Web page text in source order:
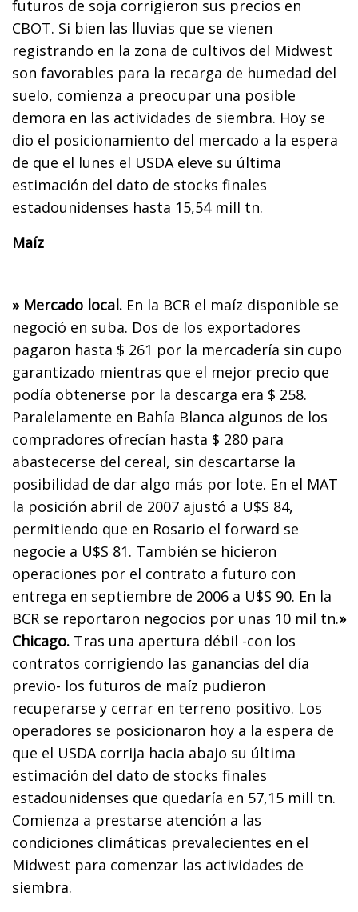
futuros de soja corrigieron sus precios en
CBOT. Si bien las lluvias que se vienen
registrando en la zona de cultivos del Midwest
son favorables para la recarga de humedad del
suelo, comienza a preocupar una posible
demora en las actividades de siembra. Hoy se
dio el posicionamiento del mercado a la espera
de que el lunes el USDA eleve su última
estimación del dato de stocks finales
estadounidenses hasta 15,54 mill tn.
Maíz
» Mercado local. En la BCR el maíz disponible se
negoció en suba. Dos de los exportadores
pagaron hasta $ 261 por la mercadería sin cupo
garantizado mientras que el mejor precio que
podía obtenerse por la descarga era $ 258.
Paralelamente en Bahía Blanca algunos de los
compradores ofrecían hasta $ 280 para
abastecerse del cereal, sin descartarse la
posibilidad de dar algo más por lote. En el MAT
la posición abril de 2007 ajustó a U$S 84,
permitiendo que en Rosario el forward se
negocie a U$S 81. También se hicieron
operaciones por el contrato a futuro con
entrega en septiembre de 2006 a U$S 90. En la
BCR se reportaron negocios por unas 10 mil tn.»
Chicago. Tras una apertura débil -con los
contratos corrigiendo las ganancias del día
previo- los futuros de maíz pudieron
recuperarse y cerrar en terreno positivo. Los
operadores se posicionaron hoy a la espera de
que el USDA corrija hacia abajo su última
estimación del dato de stocks finales
estadounidenses que quedaría en 57,15 mill tn.
Comienza a prestarse atención a las
condiciones climáticas prevalecientes en el
Midwest para comenzar las actividades de
siembra.